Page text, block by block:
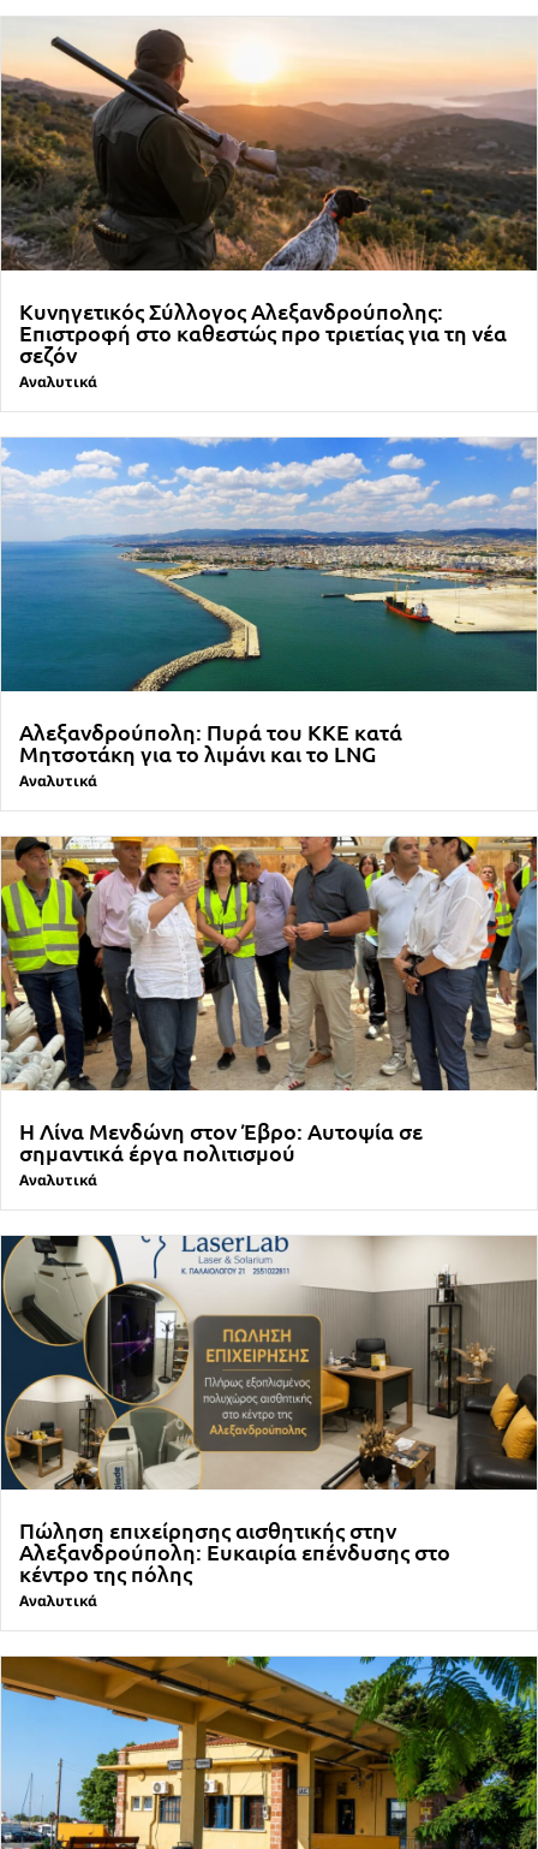
Κυνηγετικός Σύλλογος Αλεξανδρούπολης:
Επιστροφή στο καθεστώς προ τριετίας για τη νέα
σεζόν
Αναλυτικά
Αλεξανδρούπολη: Πυρά του ΚΚΕ κατά
Μητσοτάκη για το λιμάνι και το LNG
Αναλυτικά
Η Λίνα Μενδώνη στον Έβρο: Αυτοψία σε
σημαντικά έργα πολιτισμού
Αναλυτικά
Πώληση επιχείρησης αισθητικής στην
Αλεξανδρούπολη: Ευκαιρία επένδυσης στο
κέντρο της πόλης
Αναλυτικά